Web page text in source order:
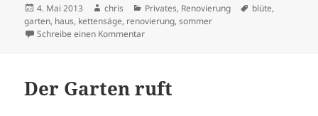
Veröffentlicht
am
4. Mai 2013 Autor
chris Kategorien
Privates, Renovierung Schlagwörter
blüte,
garten, haus, kettensäge, renovierung,sommer
Schreibe einen Kommentarzu Sommer, Sonne, Arbeit…
Der Garten ruft